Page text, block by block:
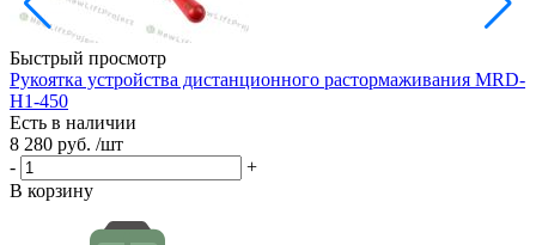
Быстрый просмотр
Рукоятка устройства дистанционного растормаживания MRD-
H1-450
Есть в наличии
8 280 руб. /шт
-
+
В корзину